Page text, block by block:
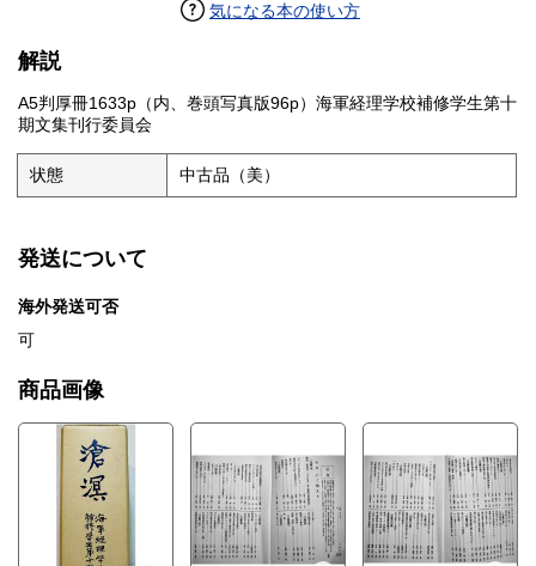
気になる本の使い方
解説
A5判厚冊1633p（内、巻頭写真版96p）海軍経理学校補修学生第十
期文集刊行委員会
状態 中古品（美）
発送について
海外発送可否
可
商品画像